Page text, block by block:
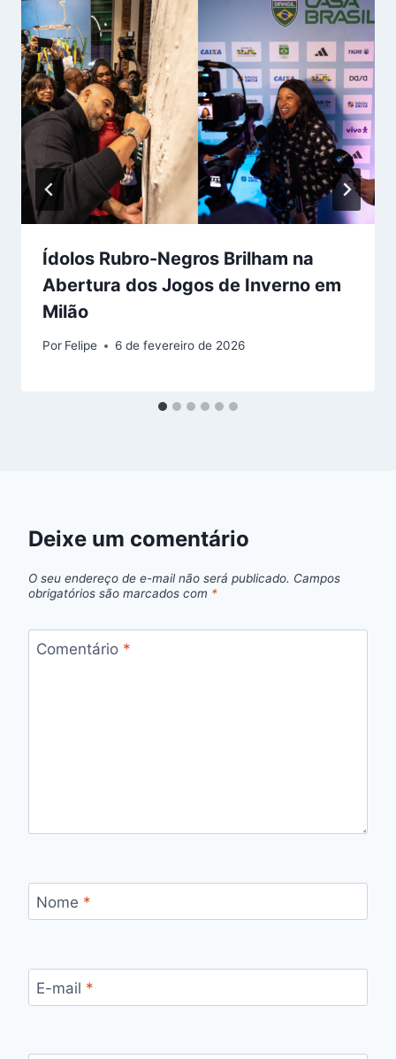
Ídolos Rubro-Negros Brilham na
Abertura dos Jogos de Inverno em
Milão
Por Felipe 6 de fevereiro de 2026
Deixe um comentário
O seu endereço de e-mail não será publicado. Campos
obrigatórios são marcados com *
Comentário *
Nome *
E-mail *